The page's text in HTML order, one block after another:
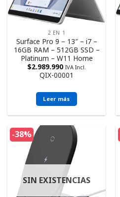
2 EN 1
Surface Pro 9 – 13″ – i7 –
16GB RAM – 512GB SSD –
Platinum – W11 Home
$2.989.990 IVA Incl.
QIX-00001
Leer más
-38%
SIN EXISTENCIAS